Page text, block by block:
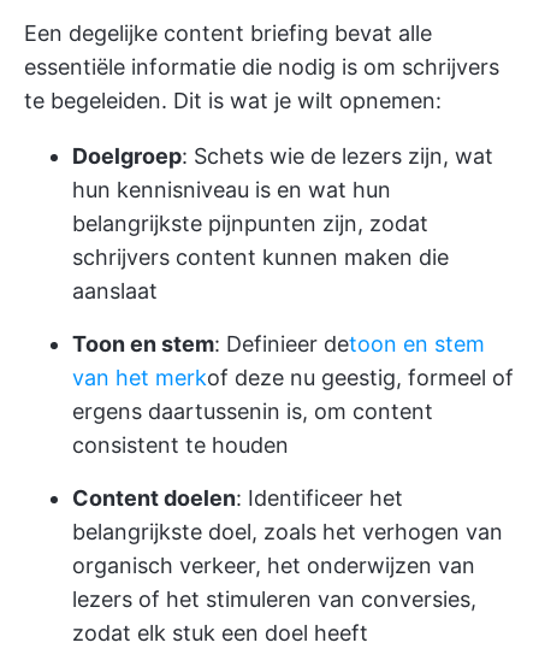
Een degelijke content briefing bevat alle
essentiële informatie die nodig is om schrijvers
te begeleiden. Dit is wat je wilt opnemen:
Doelgroep: Schets wie de lezers zijn, wat
hun kennisniveau is en wat hun
belangrijkste pijnpunten zijn, zodat
schrijvers content kunnen maken die
aanslaat
Toon en stem: Definieer detoon en stem
van het merkof deze nu geestig, formeel of
ergens daartussenin is, om content
consistent te houden
Content doelen: Identificeer het
belangrijkste doel, zoals het verhogen van
organisch verkeer, het onderwijzen van
lezers of het stimuleren van conversies,
zodat elk stuk een doel heeft